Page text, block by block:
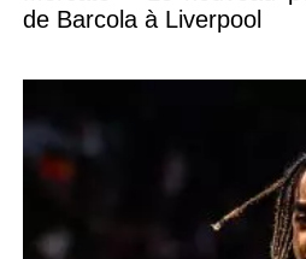
de Barcola à Liverpool